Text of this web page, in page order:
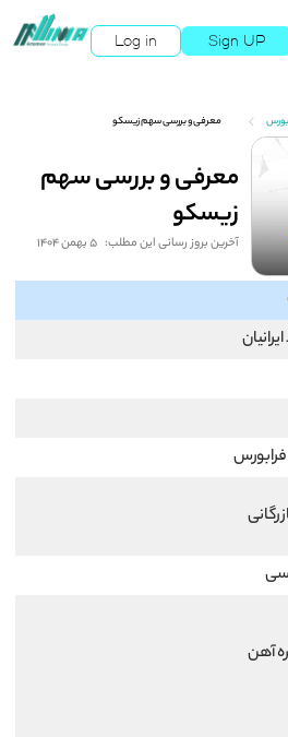
Log in Sign UP
معرفی و بررسی سهم زیسکو
معرفی و بررسی سهم
زیسکو
آخرین بروز رسانی این مطلب: 5 بهمن 1404
فرابورس